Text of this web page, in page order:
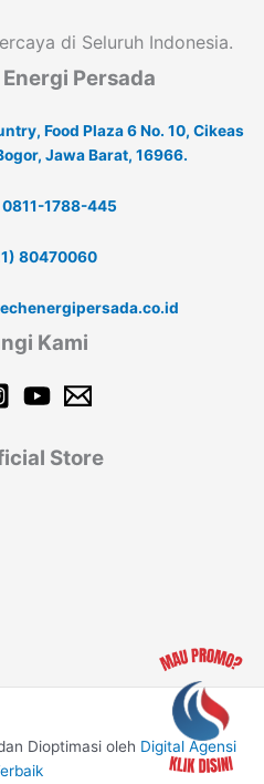
di Seluruh Indonesia.
Persada
Food Plaza 6 No. 10, Cikeas
Jawa Barat, 16966.
0811-1788-445
80470060
Kami
Store
Dioptimasi oleh Digital Agensi